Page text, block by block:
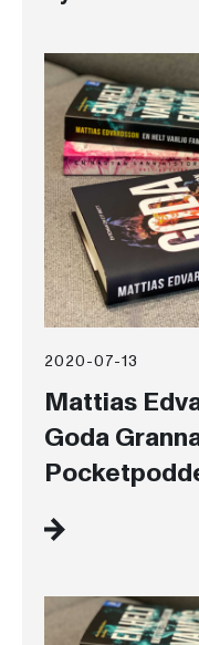
2020-07-13
Mattias
Goda